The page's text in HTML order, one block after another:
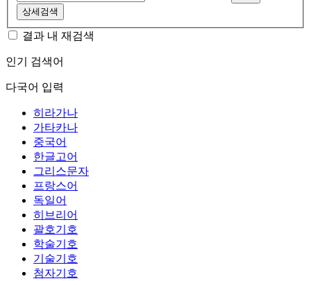
상세검색
결과 내 재검색
인기 검색어
다국어 입력
히라가나
가타카나
중국어
한글고어
그리스문자
프랑스어
독일어
히브리어
괄호기호
학술기호
기술기호
첨자기호